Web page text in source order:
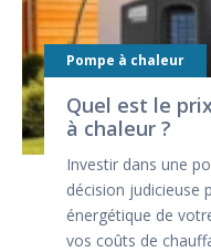
Pompe à chaleur
Quel est le
à chaleur ?
Investir dans une
décision judicieuse
énergétique de
vos coûts de